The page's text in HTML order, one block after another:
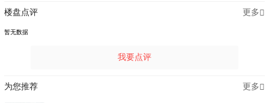
楼盘点评 更多
暂无数据
我要点评
为您推荐 更多